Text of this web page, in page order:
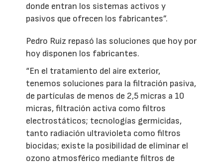
donde entran los sistemas activos y
pasivos que ofrecen los fabricantes”.
Pedro Ruiz repasó las soluciones que hoy por
hoy disponen los fabricantes.
“En el tratamiento del aire exterior,
tenemos soluciones para la filtración pasiva,
de partículas de menos de 2,5 micras a 10
micras, filtración activa como filtros
electrostáticos; tecnologías germicidas,
tanto radiación ultravioleta como filtros
biocidas; existe la posibilidad de eliminar el
ozono atmosférico mediante filtros de